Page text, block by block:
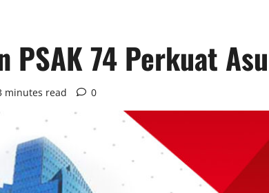
PSAK 74 Perkuat
minutes read 0